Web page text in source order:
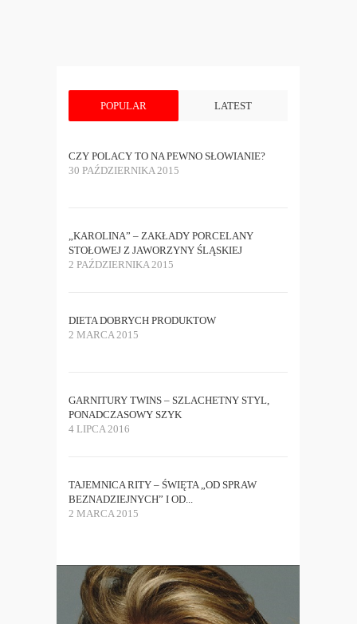
POPULAR LATEST
CZY POLACY TO NA PEWNO SŁOWIANIE?
30 PAŹDZIERNIKA 2015
„KAROLINA” – ZAKŁADY PORCELANY
STOŁOWEJ Z JAWORZYNY ŚLĄSKIEJ
2 PAŹDZIERNIKA 2015
DIETA DOBRYCH PRODUKTOW
2 MARCA 2015
GARNITURY TWINS – SZLACHETNY STYL,
PONADCZASOWY SZYK
4 LIPCA 2016
TAJEMNICA RITY – ŚWIĘTA „OD SPRAW
BEZNADZIEJNYCH” I OD...
2 MARCA 2015